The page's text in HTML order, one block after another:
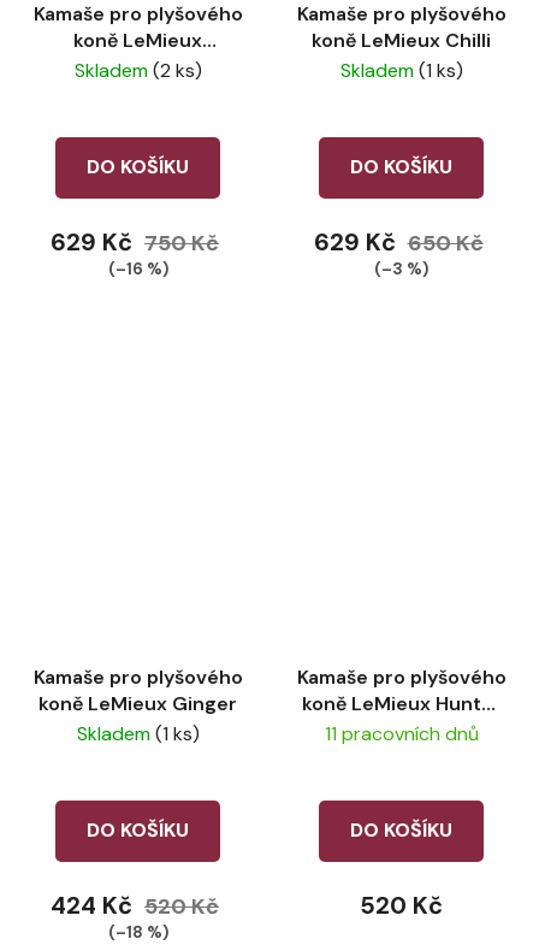
Kamaše pro plyšového
koně LeMieux
Blossom
Skladem(2 ks)
DO KOŠÍKU
629 Kč 750 Kč
(–16 %)
Kamaše pro plyšového
koně LeMieux Chilli
Skladem(1 ks)
DO KOŠÍKU
629 Kč 650 Kč
(–3 %)
Kamaše pro plyšového
koně LeMieux Ginger
Skladem(1 ks)
DO KOŠÍKU
424 Kč 520 Kč
(–18 %)
Kamaše pro plyšového
koně LeMieux Hunter
Green
11 pracovních dnů
DO KOŠÍKU
520 Kč